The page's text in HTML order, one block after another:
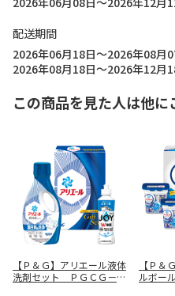
配送期間
2026年06月18日～2026年08月
2026年08月18日～2026年12月
この商品を見た人は他
【Ｐ＆Ｇ】アリエール液体
洗剤セット ＰＧＣＧ－１
【Ｐ＆
ルボー